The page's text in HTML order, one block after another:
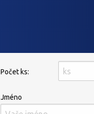
Počet ks:
Jméno